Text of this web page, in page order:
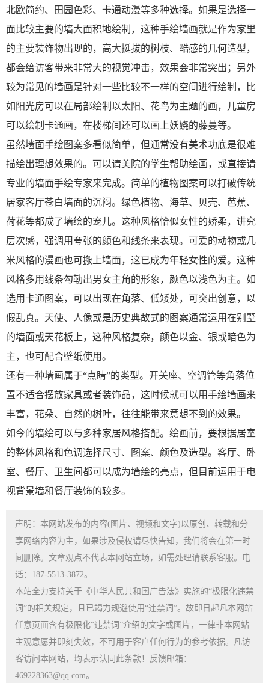
北欧简约、田园色彩、卡通动漫等多种选择。如果是选择一
面比较主要的墙大面积地绘制，这种手绘墙画就是作为家里
的主要装饰物出现的，高大挺拔的树枝、酷感的几何造型，
都会给访客带来非常大的视觉冲击，效果会非常突出；另外
较为常见的墙画是针对一些比较不一样的空间进行绘制，比
如阳光房可以在局部绘制以太阳、花鸟为主题的画，儿童房
可以绘制卡通画，在楼梯间还可以画上妖娆的藤蔓等。
虽然墙面手绘图案多看似简单，但通常没有美术功底是很难
描绘出理想效果的。可以请美院的学生帮助绘画，或直接请
专业的墙面手绘专家来完成。简单的植物图案可以打破传统
居家客厅苍白墙面的沉闷。绿色植物、海草、贝壳、芭蕉、
荷花等都成了墙绘的宠儿。这种风格恰似女性的娇柔，讲究
层次感，强调用夸张的颜色和线条来表现。可爱的动物或几
米风格的漫画也可搬上墙面，这已成为年轻女性的爱。这种
风格多用线条勾勒出男女主角的形象，颜色以浅色为主。如
选用卡通图案，可以出现在角落、低矮处，可突出创意，以
假乱真。天使、人像或是历史典故式的图案通常运用在别墅
的墙面或天花板上，这种风格复杂，颜色以金、银或暗色为
主，也可配合壁纸使用。
还有一种墙画属于“点睛”的类型。开关座、空调管等角落位
置不适合摆放家具或者装饰品，这时候就可以用手绘墙画来
丰富，花朵、自然的树叶，往往能带来意想不到的效果。
如今的墙绘可以与多种家居风格搭配。绘画前，要根据居室
的整体风格和色调选择尺寸、图案、颜色及造型。客厅、卧
室、餐厅、卫生间都可以成为墙绘的亮点，但目前运用于电
视背景墙和餐厅装饰的较多。
声明：本网站发布的内容(图片、视频和文字)以原创、转载和分
享网络内容为主，如果涉及侵权请尽快告知，我们将会在第一时
间删除。文章观点不代表本网站立场，如需处理请联系客服。电
话：187-5513-3872。
本站全力支持关于《中华人民共和国广告法》实施的“极限化违禁
词”的相关规定，且已竭力规避使用“违禁词”。故即日起凡本网站
任意页面含有极限化“违禁词”介绍的文字或图片，一律非本网站
主观意愿并即刻失效，不可用于客户任何行为的参考依据。凡访
客访问本网站，均表示认同此条款！反馈邮箱：
469228363@qq.com。